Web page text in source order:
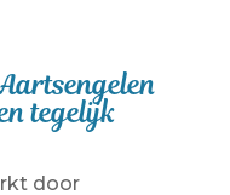
tegelijk
door